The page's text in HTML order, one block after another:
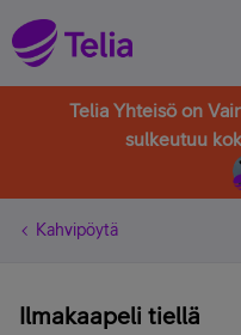
Telia Yhteisö on
sulkeutuu
Kahvipöytä
Ilmakaapeli tiellä